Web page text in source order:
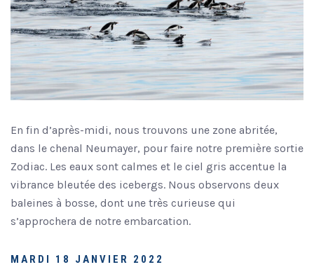
En fin d’après-midi, nous trouvons une zone abritée,
dans le chenal Neumayer, pour faire notre première sortie
Zodiac. Les eaux sont calmes et le ciel gris accentue la
vibrance bleutée des icebergs. Nous observons deux
baleines à bosse, dont une très curieuse qui
s’approchera de notre embarcation.
MARDI 18 JANVIER 2022